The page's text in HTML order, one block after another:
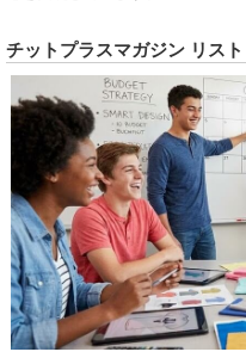
チットプラスマガジン リスト